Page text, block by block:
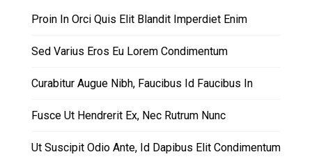
Proin In Orci Quis Elit Blandit Imperdiet Enim
Sed Varius Eros Eu Lorem Condimentum
Curabitur Augue Nibh, Faucibus Id Faucibus In
Fusce Ut Hendrerit Ex, Nec Rutrum Nunc
Ut Suscipit Odio Ante, Id Dapibus Elit Condimentum